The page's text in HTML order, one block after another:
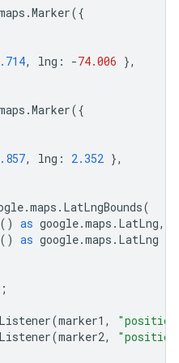
.Marker({
, lng : -74.006 },
.Marker({
, lng : 2.352 },
.maps . LatLngBounds(
() as google.maps . LatLng,
() as google.maps . LatLng
(marker1 ,
(marker2,